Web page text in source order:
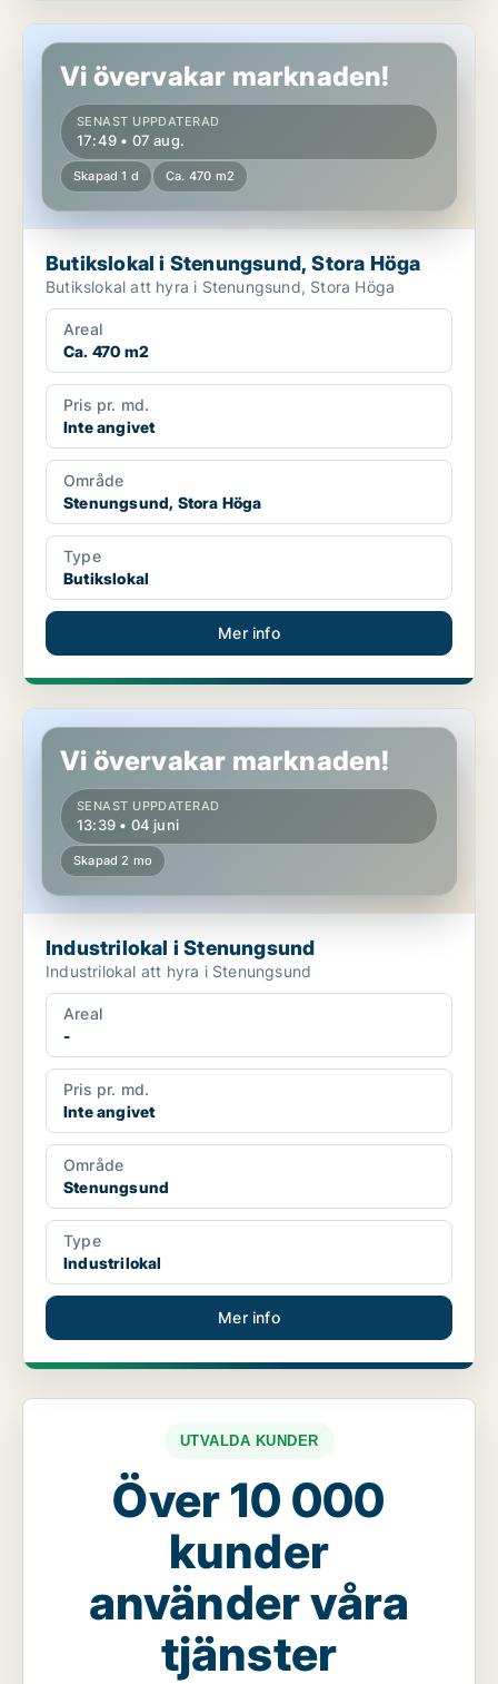
Butikslokal i Stenungsund, Stora Höga
Vi övervakar marknaden!
SENAST UPPDATERAD
17:49 • 07 aug.
Skapad 1 d Ca. 470 m2
Butikslokal i Stenungsund, Stora Höga
Butikslokal att hyra i Stenungsund, Stora Höga
Areal
Ca. 470 m2
Pris pr. md.
Inte angivet
Område
Stenungsund, Stora Höga
Type
Butikslokal
Mer info
Industrilokal i Stenungsund
Vi övervakar marknaden!
SENAST UPPDATERAD
13:39 • 04 juni
Skapad 2 mo
Industrilokal i Stenungsund
Industrilokal att hyra i Stenungsund
Areal
-
Pris pr. md.
Inte angivet
Område
Stenungsund
Type
Industrilokal
Mer info
UTVALDA KUNDER
Över 10 000
kunder
använder våra
tjänster